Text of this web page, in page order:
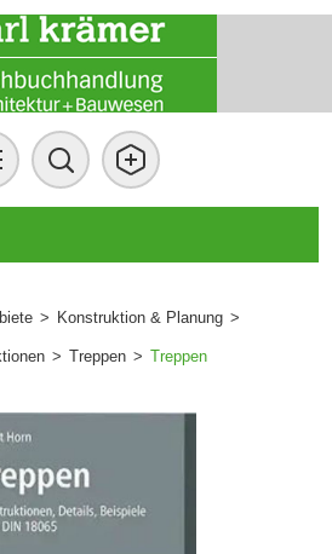
> Konstruktion & Planung >
> Treppen > Treppen